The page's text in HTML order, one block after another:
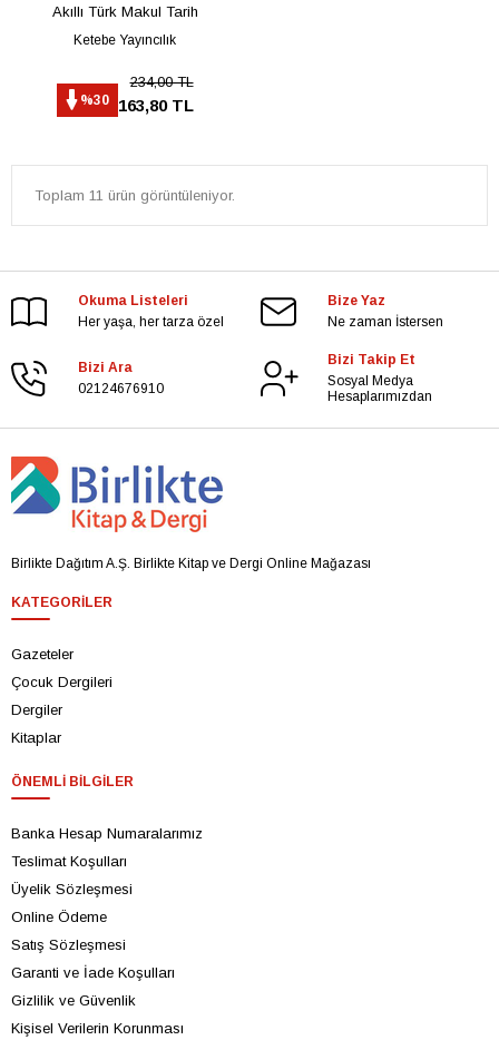
Akıllı Türk Makul Tarih
Ketebe Yayıncılık
%30
234,00 TL
163,80 TL
Toplam 11 ürün görüntüleniyor.
Okuma Listeleri
Her yaşa, her tarza özel
Bize Yaz
Ne zaman İstersen
Bizi Ara
02124676910
Bizi Takip Et
Sosyal Medya
Hesaplarımızdan
Birlikte Dağıtım A.Ş. Birlikte Kitap ve Dergi Online Mağazası
KATEGORILER
Gazeteler
Çocuk Dergileri
Dergiler
Kitaplar
ÖNEMLI BILGILER
Banka Hesap Numaralarımız
Teslimat Koşulları
Üyelik Sözleşmesi
Online Ödeme
Satış Sözleşmesi
Garanti ve İade Koşulları
Gizlilik ve Güvenlik
Kişisel Verilerin Korunması